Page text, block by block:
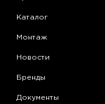
Каталог
Монтаж
Новости
Бренды
Документы